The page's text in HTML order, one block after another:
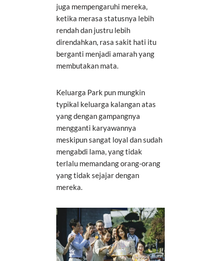
juga mempengaruhi mereka,
ketika merasa statusnya lebih
rendah dan justru lebih
direndahkan, rasa sakit hati itu
berganti menjadi amarah yang
membutakan mata.
Keluarga Park pun mungkin
typikal keluarga kalangan atas
yang dengan gampangnya
mengganti karyawannya
meskipun sangat loyal dan sudah
mengabdi lama, yang tidak
terlalu memandang orang-orang
yang tidak sejajar dengan
mereka.